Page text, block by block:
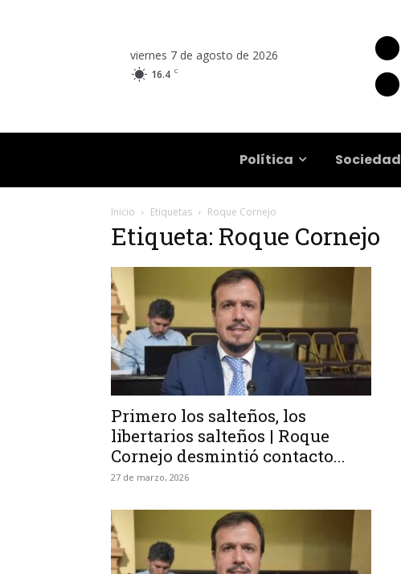
viernes 7 de agosto de 2026
16.4 C
Política Sociedad
Inicio Etiquetas Roque Cornejo
Etiqueta: Roque Cornejo
Primero los salteños, los
libertarios salteños | Roque
Cornejo desmintió contacto...
27 de marzo, 2026